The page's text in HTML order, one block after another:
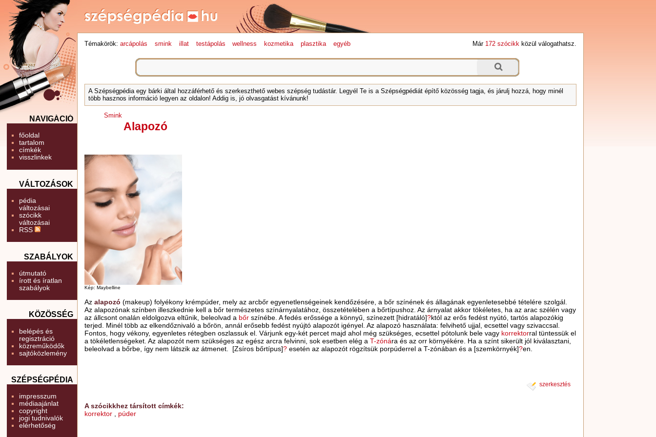
NAVIGÁCIÓ
főoldal
tartalom
címkék
visszlinkek
VÁLTOZÁSOK
pédia
változásai
szócikk
változásai
RSS
SZABÁLYOK
útmutató
írott és íratlan
szabályok
KÖZÖSSÉG
belépés és
regisztráció
közreműködők
sajtóközlemény
SZÉPSÉGPÉDIA
impresszum
médiaajánlat
copyright
jogi tudnivalók
elérhetőség
Témakörök: arcápolás smink illat testápolás wellness kozmetika plasztika egyéb Már 172 szócikkközül válogathatsz.
A Szépségpédia egy bárki által hozzáférhető és szerkeszthető webes szépség tudástár. Legyél Te is a Szépségpédiát építő közösség tagja, és járulj hozzá, hogy minél
több hasznos információ legyen az oldalon! Addig is, jó olvasgatást kívánunk!
Smink
Alapozó
Kép: Maybelline
Az alapozó(makeup) folyékony krémpúder, mely az arcbőr egyenetlenségeinek kendőzésére, a bőr színének és állagának egyenletesebbé tételére szolgál.
Az alapozónak színben illeszkednie kell a bőr természetes színárnyalatához, összetételében a bőrtípushoz. Az árnyalat akkor tökéletes, ha az arac szélén vagy
az állcsont onalán eldolgozva eltűnik, beleolvad a bőr színébe. A fedés erőssége a könnyű, színezett [hidratáló]?któl az erős fedést nyútó, tartós alapozókig
terjed. Minél több az elkendőznivaló a bőrön, annál erősebb fedést nyújtó alapozót igényel. Az alapozó használata: felvihető ujjal, ecsettel vagy szivaccsal.
Fontos, hogy vékony, egyenletes rétegben oszlassuk el. Várjunk egy-két percet majd ahol még szükséges, ecsettel pótolunk bele vagy korrektorral tüntessük el
a tökéletlenségeket. Az alapozót nem szükséges az egész arcra felvinni, sok esetben elég aT-zónára és az orr környékére. Ha a színt sikerült jól kiválasztani,
beleolvad a bőrbe, így nem látszik az átmenet. [Zsíros bőrtípus]? esetén az alapozót rögzítsük porpúderrel a T-zónában és a [szemkörnyék]?en.
szerkesztés
A szócikkhez társított címkék:
korrektor
púder